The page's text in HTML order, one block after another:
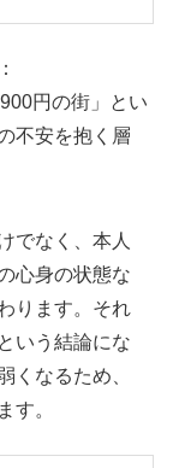
円の街」とい
不安を抱く層
でなく、本人
心身の状態な
ります。それ
いう結論にな
くなるため、
す。